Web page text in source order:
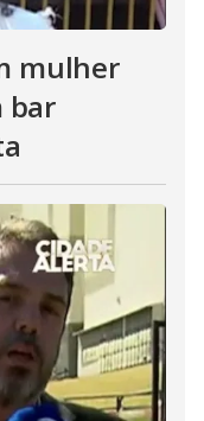
mulher
bar